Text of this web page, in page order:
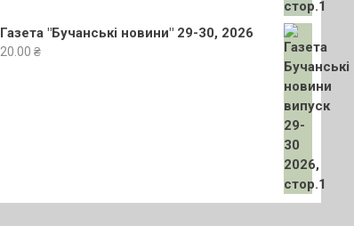
Газета "Бучанські новини" 29-30, 2026
20.00 ₴